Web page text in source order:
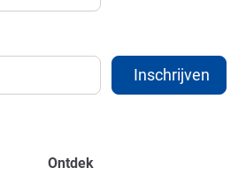
Ontdek